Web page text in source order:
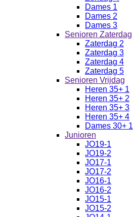
Dames 1
Dames 2
Dames 3
Senioren Zaterdag
Zaterdag 2
Zaterdag 3
Zaterdag 4
Zaterdag 5
Senioren Vrijdag
Heren 35+ 1
Heren 35+ 2
Heren 35+ 3
Heren 35+ 4
Dames 30+ 1
Junioren
JO19-1
JO19-2
JO17-1
JO17-2
JO16-1
JO16-2
JO15-1
JO15-2